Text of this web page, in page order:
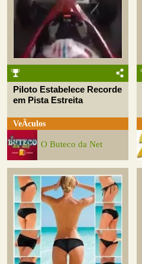
Piloto Estabelece Recorde
em Pista Estreita
VeÃ­culos
O Buteco da Net